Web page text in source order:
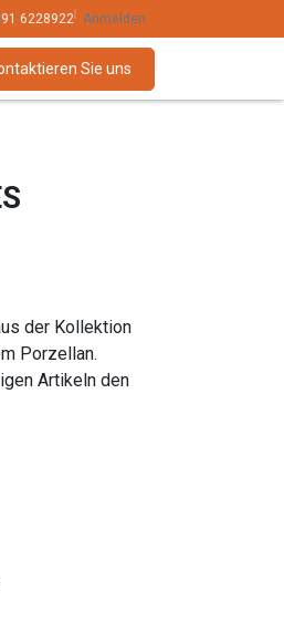
Marken
6228922 Anmelden
Sie uns
der Kollektion
Porzellan.
Artikeln den